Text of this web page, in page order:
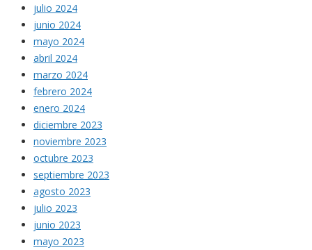
julio 2024
junio 2024
mayo 2024
abril 2024
marzo 2024
febrero 2024
enero 2024
diciembre 2023
noviembre 2023
octubre 2023
septiembre 2023
agosto 2023
julio 2023
junio 2023
mayo 2023